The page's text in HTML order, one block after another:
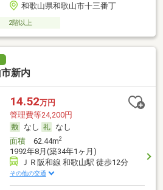
和歌山県和歌山市十三番丁
2階以上
新内
14.52万円
管理費等24,200円
なし
なし
面積62.44m2
1992年8月(築34年1ヶ月)
ＪＲ阪和線 和歌山駅 徒歩12分
その他の交通